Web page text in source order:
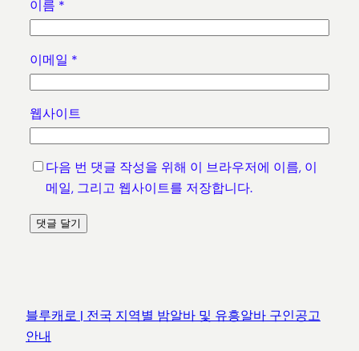
이름 *
이메일 *
웹사이트
다음 번 댓글 작성을 위해 이 브라우저에 이름, 이
메일, 그리고 웹사이트를 저장합니다.
블루캐로 | 전국 지역별 밤알바 및 유흥알바 구인공고
안내